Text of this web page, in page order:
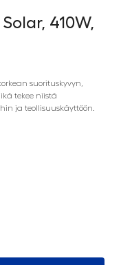
410W,
suorituskyvyn,
tekee niistä
ja teollisuuskäyttöön.